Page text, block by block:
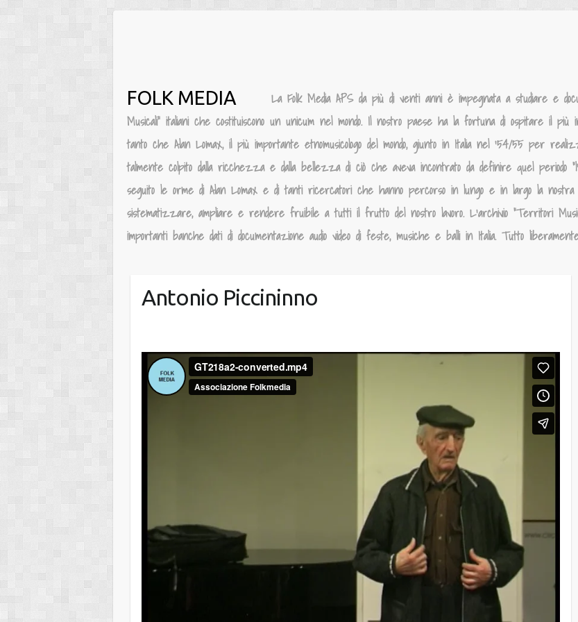
Salta
FOLK MEDIA
La Folk Media APS da più di venti anni è impegnata a studiare e
Musicali” italiani che costituiscono un unicum nel mondo. Il nostro paese ha la fortuna di ospitare il
tanto che Alan Lomax, il più importante etnomusicologo del mondo, giunto in Italia nel ‘54/55 per
talmente colpito dalla ricchezza e dalla bellezza di ciò che aveva incontrato da definire quel periodo
seguito le orme di Alan Lomax e di tanti ricercatori che hanno percorso in lungo e in largo la nostra
sistematizzare, ampliare e rendere fruibile a tutti il frutto del nostro lavoro. L’archivio “Territori
importanti banche dati di documentazione audio video di feste, musiche e balli in Italia. Tutto
Antonio Piccininno